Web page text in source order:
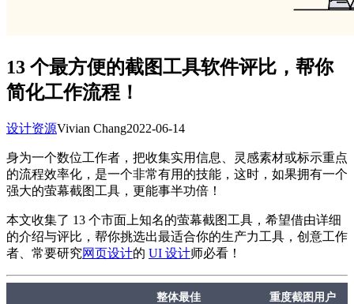
13 个最方便的截图工具软件评比，帮你
简化工作流程！
设计资源Vivian Chang2022-06-14
身为一个数位工作者，把收集实用信息、灵感素材或标示重点
的流程效率化，是一个非常有用的技能，这时，如果拥有一个
强大的萤幕截图工具，更能事半功倍！
本文收集了 13 个市面上知名的萤幕截图工具，希望借由详细
的介绍与评比，帮你挑选出最适合你的生产力工具，创意工作
者、常要研究网页设计的 UI 设计师必看！
整体最佳 重度截图用户